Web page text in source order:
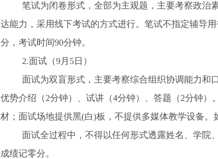
笔试为闭卷形式，全部为主观题，主要考察政治
达能力，采用线下考试的方式进行。笔试不指定辅导
分，考试时间90分钟。
2.面试（9月5日）
面试为双盲形式，主要考察综合组织协调能力和
优势介绍（2分钟）、试讲（4分钟）、答题（2分钟）。
材；面试场地提供黑(白)板，不提供多媒体教学设备。
面试全过程中，不得以任何形式透露姓名、学院
成绩记零分。